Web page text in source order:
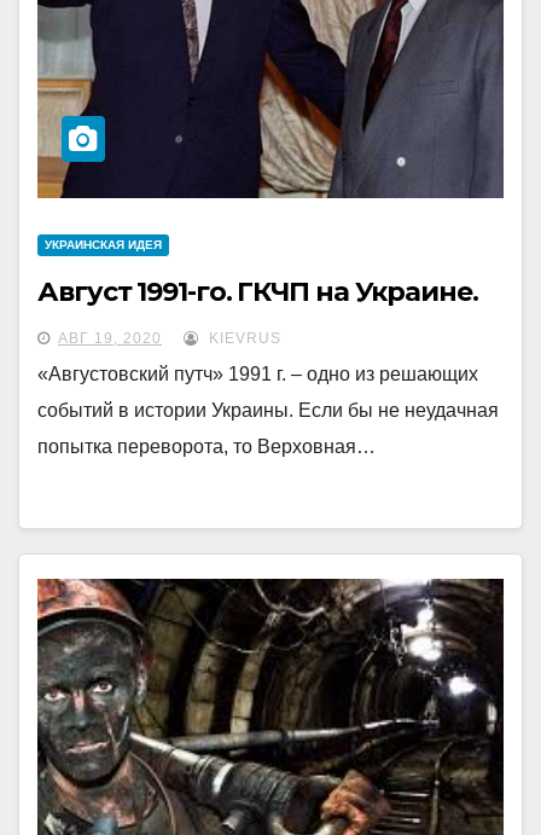
УКРАИНCКАЯ ИДЕЯ
Август 1991-го. ГКЧП на Украине.
АВГ 19, 2020 KIEVRUS
«Августовский путч» 1991 г. – одно из решающих
событий в истории Украины. Если бы не неудачная
попытка переворота, то Верховная…